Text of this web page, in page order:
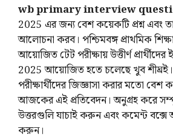
wb primary interview
2025 এর জন্য বেশ কয়েকটি প্রশ্ন এবং
আলোচনা করব। পশ্চিমবঙ্গ প্রাথমিক শিক্ষা
আয়োজিত টেট পরীক্ষায় উত্তীর্ণ প্রার্থীদের
2025 আয়োজিত হতে চলেছে খুব শীঘ্রই।
পরীক্ষার্থীদের জিজ্ঞাসা করার মতো বেশ
আজকের এই প্রতিবেদন। অনুগ্রহ করে
উত্তরগুলি যাচাই করুন এবং কমেন্ট
করুন।